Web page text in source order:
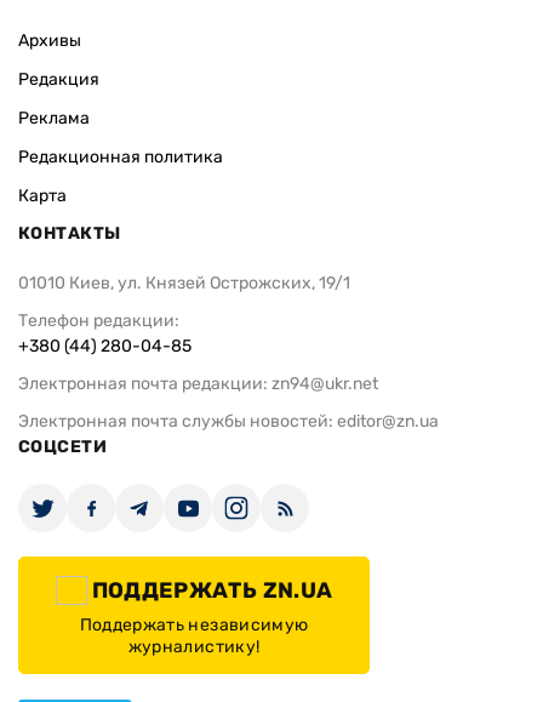
Архивы
Редакция
Реклама
Редакционная политика
Карта
КОНТАКТЫ
01010 Киев, ул. Князей Острожских, 19/1
Телефон редакции:
+380 (44) 280-04-85
Электронная почта редакции: zn94@ukr.net
Электронная почта службы новостей: editor@zn.ua
СОЦСЕТИ
ПОДДЕРЖАТЬ ZN.UA
Поддержать независимую
журналистику!